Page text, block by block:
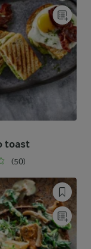
toast
(50)